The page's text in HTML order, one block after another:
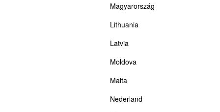
Magyarország
Lithuania
Latvia
Moldova
Malta
Nederland